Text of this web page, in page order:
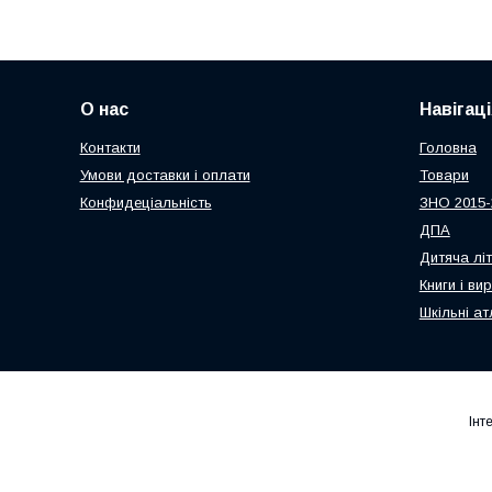
О нас
Контакти
Умови доставки і оплати
Конфидеціальність
Головна
Товари
ЗНО 2015-
ДПА
Дитяча
Книги і
Шкільні